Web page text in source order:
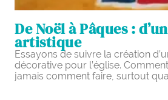
De Noël à Pâques :
artistique
Essayons de suivre la création
décorative pour l’église.
jamais comment faire, surtout